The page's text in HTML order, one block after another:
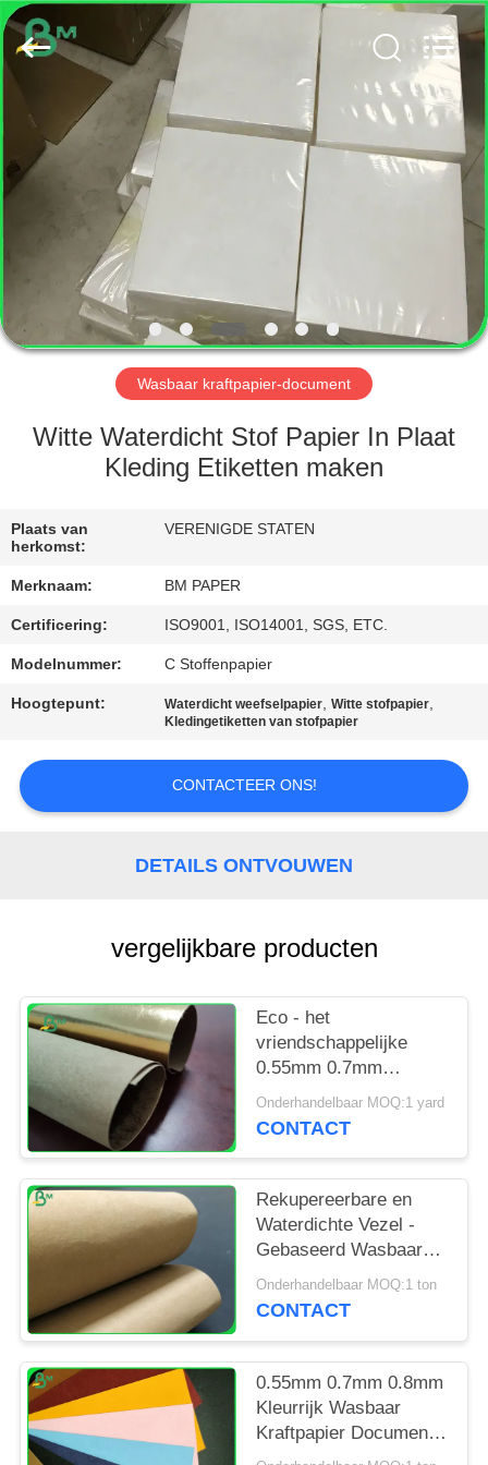
HUIS
PRODUCTEN
ONGEVEER
ONS
FABRIEKSREIS
KWALITEITSCONTROLE
CONTACTEER
ONS
NIEUWS
GEVALLEN
PRIVACY
GUANGZHOU
BMPAPER
CO.,
LTD..
Wasbaar kraftpapier-document
Witte Waterdicht Stof Papier In Plaat
Kleding Etiketten maken
Plaats van
herkomst:
VERENIGDE STATEN
Merknaam: BM PAPER
Certificering: ISO9001, ISO14001, SGS, ETC.
Modelnummer: C Stoffenpapier
Hoogtepunt: Waterdicht weefselpapier,Witte stofpapier,
Kledingetiketten van stofpapier
CONTACTEER ONS!
DETAILS ONTVOUWEN
vergelijkbare producten
Eco - het
vriendschappelijke
0.55mm 0.7mm
Document van Kleuren
Wasbare Kraftpapier
Onderhandelbaar MOQ:1 yard
CONTACT
Rekupereerbare en
Waterdichte Vezel -
Gebaseerd Wasbaar
Kraftpapier-Document
voor Laptop Zak
Onderhandelbaar MOQ:1 ton
CONTACT
0.55mm 0.7mm 0.8mm
Kleurrijk Wasbaar
Kraftpapier Document
voor het Verschepen